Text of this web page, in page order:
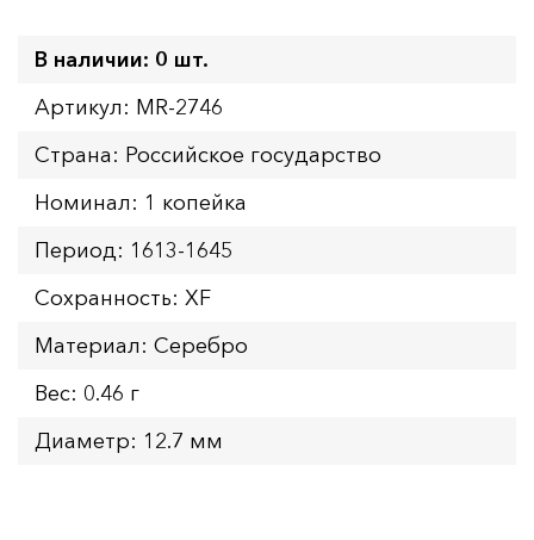
В наличии: 0 шт.
Артикул: MR-2746
Страна: Российское государство
Номинал: 1 копейка
Период: 1613-1645
Сохранность: XF
Материал: Серебро
Вес: 0.46 г
Диаметр: 12.7 мм